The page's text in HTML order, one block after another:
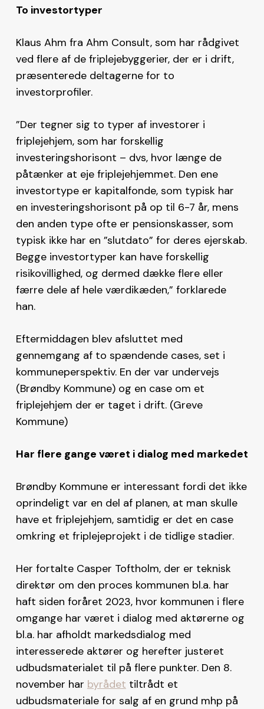
To investortyper
Klaus Ahm fra Ahm Consult, som har rådgivet
ved flere af de friplejebyggerier, der er i drift,
præsenterede deltagerne for to
investorprofiler.
”Der tegner sig to typer af investorer i
friplejehjem, som har forskellig
investeringshorisont – dvs, hvor længe de
påtænker at eje friplejehjemmet. Den ene
investortype er kapitalfonde, som typisk har
en investeringshorisont på op til 6-7 år, mens
den anden type ofte er pensionskasser, som
typisk ikke har en ”slutdato” for deres ejerskab.
Begge investortyper kan have forskellig
risikovillighed, og dermed dække flere eller
færre dele af hele værdikæden,” forklarede
han.
Eftermiddagen blev afsluttet med
gennemgang af to spændende cases, set i
kommuneperspektiv. En der var undervejs
(Brøndby Kommune) og en case om et
friplejehjem der er taget i drift. (Greve
Kommune)
Har flere gange været i dialog med markedet
Brøndby Kommune er interessant fordi det ikke
oprindeligt var en del af planen, at man skulle
have et friplejehjem, samtidig er det en case
omkring et friplejeprojekt i de tidlige stadier.
Her fortalte Casper Toftholm, der er teknisk
direktør om den proces kommunen bl.a. har
haft siden foråret 2023, hvor kommunen i flere
omgange har været i dialog med aktørerne og
bl.a. har afholdt markedsdialog med
interesserede aktører og herefter justeret
udbudsmaterialet til på flere punkter. Den 8.
november har byrådet tiltrådt et
udbudsmateriale for salg af en grund mhp på